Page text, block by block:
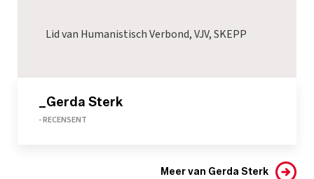
Lid van Humanistisch Verbond, VJV, SKEPP
_Gerda Sterk
- RECENSENT
Meer van Gerda Sterk